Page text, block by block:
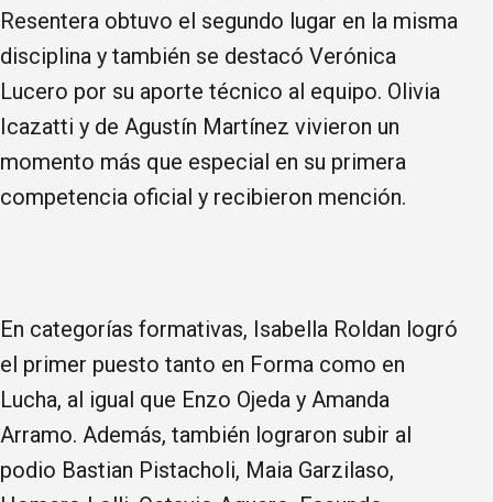
Resentera obtuvo el segundo lugar en la misma
disciplina y también se destacó Verónica
Lucero por su aporte técnico al equipo. Olivia
Icazatti y de Agustín Martínez vivieron un
momento más que especial en su primera
competencia oficial y recibieron mención.
En categorías formativas, Isabella Roldan logró
el primer puesto tanto en Forma como en
Lucha, al igual que Enzo Ojeda y Amanda
Arramo. Además, también lograron subir al
podio Bastian Pistacholi, Maia Garzilaso,